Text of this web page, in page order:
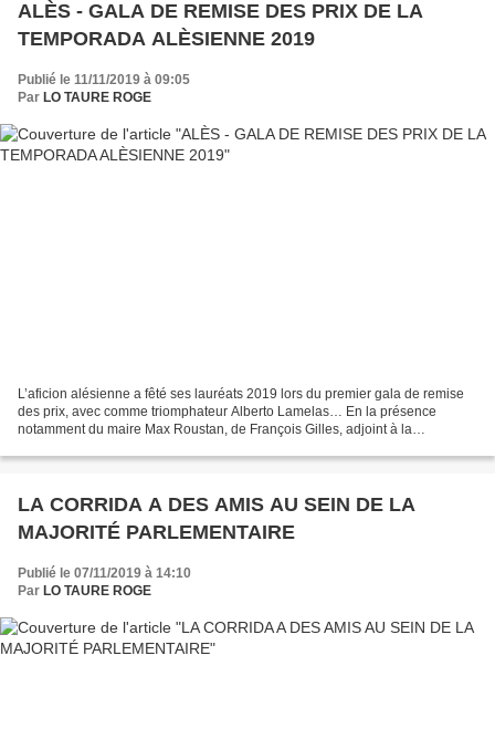
ALÈS - GALA DE REMISE DES PRIX DE LA
TEMPORADA ALÈSIENNE 2019
Publié le 11/11/2019 à 09:05
Par LO TAURE ROGE
L’aficion alésienne a fêté ses lauréats 2019 lors du premier gala de remise
des prix, avec comme triomphateur Alberto Lamelas… En la présence
notamment du maire Max Roustan, de François Gilles, adjoint à la
LA CORRIDA A DES AMIS AU SEIN DE LA
MAJORITÉ PARLEMENTAIRE
Publié le 07/11/2019 à 14:10
Par LO TAURE ROGE